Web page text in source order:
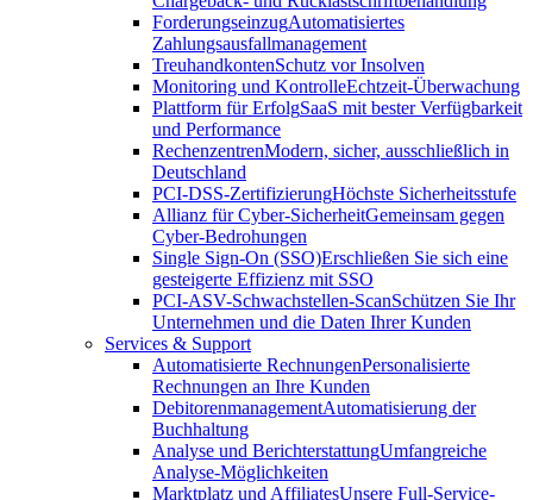
ForderungseinzugAutomatisiertes
Zahlungsausfallmanagement
TreuhandkontenSchutz vor Insolven
Monitoring und KontrolleEchtzeit-Überwachung
Plattform für ErfolgSaaS mit bester Verfügbarkeit
und Performance
RechenzentrenModern, sicher, ausschließlich in
Deutschland
PCI-DSS-ZertifizierungHöchste Sicherheitsstufe
Allianz für Cyber-SicherheitGemeinsam gegen
Cyber-Bedrohungen
Single Sign-On (SSO)Erschließen Sie sich eine
gesteigerte Effizienz mit SSO
PCI-ASV-Schwachstellen-ScanSchützen Sie Ihr
Unternehmen und die Daten Ihrer Kunden
Services & Support
Automatisierte RechnungenPersonalisierte
Rechnungen an Ihre Kunden
DebitorenmanagementAutomatisierung der
Buchhaltung
Analyse und BerichterstattungUmfangreiche
Analyse-Möglichkeiten
Marktplatz und AffiliatesUnsere Full-Service-